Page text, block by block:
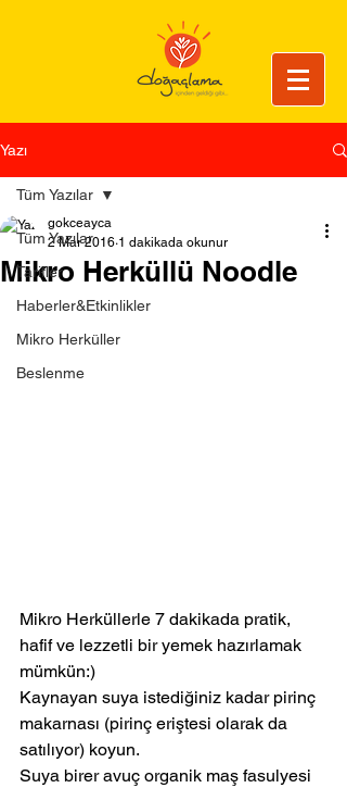
Yazı
Tüm Yazılar
Tarifler
Haberler&Etkinlikler
Mikro Herküller
Beslenme
Tüm Yazılar
Mikro Herküllü Noodle
gokceayca
2 Mar 2016 1 dakikada okunur
Mikro Herküllerle 7 dakikada pratik,
hafif ve lezzetli bir yemek hazırlamak
mümkün:)
Kaynayan suya istediğiniz kadar pirinç
makarnası (pirinç eriştesi olarak da
satılıyor) koyun.
Suya birer avuç organik maş fasulyesi